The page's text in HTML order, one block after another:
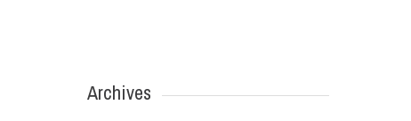
Archives